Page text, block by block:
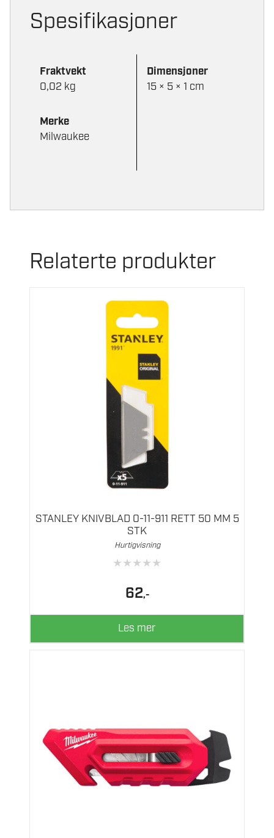
Spesifikasjoner
Fraktvekt
0,02 kg
Dimensjoner
15 × 5 × 1 cm
Merke
Milwaukee
Relaterte produkter
STANLEY KNIVBLAD 0-11-911 RETT 50 MM 5
STK
Hurtigvisning
★★★★★
62,-
Les mer